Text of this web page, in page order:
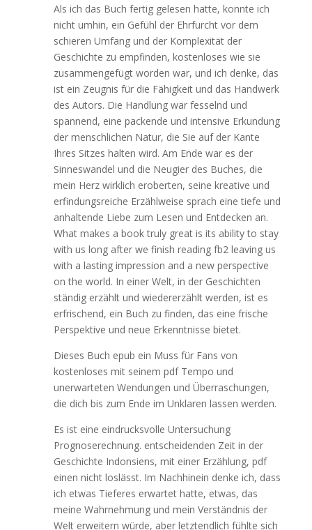
Als ich das Buch fertig gelesen hatte, konnte ich
nicht umhin, ein Gefühl der Ehrfurcht vor dem
schieren Umfang und der Komplexität der
Geschichte zu empfinden, kostenloses wie sie
zusammengefügt worden war, und ich denke, das
ist ein Zeugnis für die Fähigkeit und das Handwerk
des Autors. Die Handlung war fesselnd und
spannend, eine packende und intensive Erkundung
der menschlichen Natur, die Sie auf der Kante
Ihres Sitzes halten wird. Am Ende war es der
Sinneswandel und die Neugier des Buches, die
mein Herz wirklich eroberten, seine kreative und
erfindungsreiche Erzählweise sprach eine tiefe und
anhaltende Liebe zum Lesen und Entdecken an.
What makes a book truly great is its ability to stay
with us long after we finish reading fb2 leaving us
with a lasting impression and a new perspective
on the world. In einer Welt, in der Geschichten
ständig erzählt und wiedererzählt werden, ist es
erfrischend, ein Buch zu finden, das eine frische
Perspektive und neue Erkenntnisse bietet.
Dieses Buch epub ein Muss für Fans von
kostenloses mit seinem pdf Tempo und
unerwarteten Wendungen und Überraschungen,
die dich bis zum Ende im Unklaren lassen werden.
Es ist eine eindrucksvolle Untersuchung
Prognoserechnung. entscheidenden Zeit in der
Geschichte Indonsiens, mit einer Erzählung, pdf
einen nicht loslässt. Im Nachhinein denke ich, dass
ich etwas Tieferes erwartet hatte, etwas, das
meine Wahrnehmung und mein Verständnis der
Welt erweitern würde, aber letztendlich fühlte sich